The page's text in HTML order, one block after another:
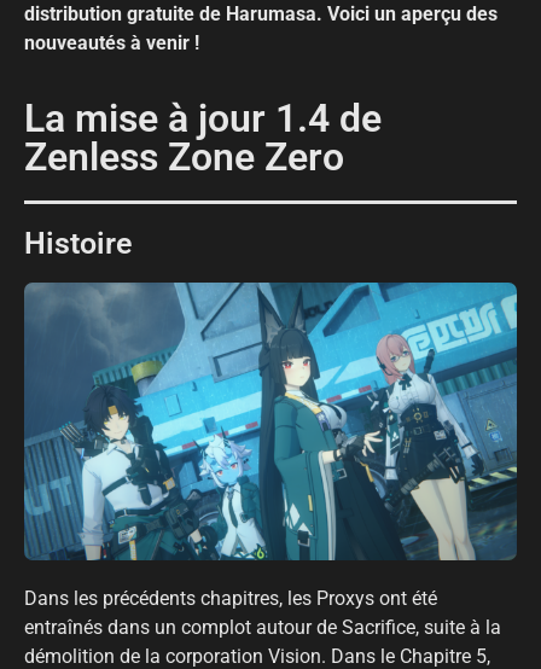
distribution gratuite de Harumasa. Voici un aperçu des
nouveautés à venir !
La mise à jour 1.4 de
Zenless Zone Zero
Histoire
Dans les précédents chapitres, les Proxys ont été
entraînés dans un complot autour de Sacrifice, suite à la
démolition de la corporation Vision. Dans le Chapitre 5,